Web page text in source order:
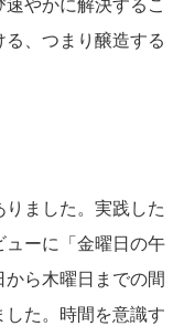
やかに解決するこ
、つまり醸造する
ました。実践した
ューに「金曜日の午
ら木曜日までの間
た。時間を意識す